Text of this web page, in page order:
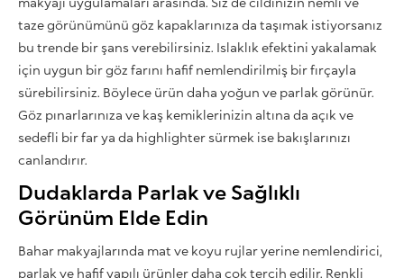
taze görünümünü göz kapaklarınıza da taşımak istiyorsanız
bu trende bir şans verebilirsiniz. Islaklık efektini yakalamak
için uygun bir göz farını hafif nemlendirilmiş bir fırçayla
sürebilirsiniz. Böylece ürün daha yoğun ve parlak görünür.
Göz pınarlarınıza ve kaş kemiklerinizin altına da açık ve
sedefli bir far ya da highlighter sürmek ise bakışlarınızı
canlandırır.
Dudaklarda Parlak ve Sağlıklı
Görünüm Elde Edin
Bahar makyajlarında mat ve koyu rujlar yerine nemlendirici,
parlak ve hafif yapılı ürünler daha çok tercih edilir. Renkli